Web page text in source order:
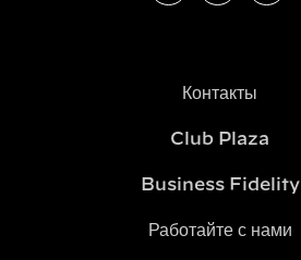
Контакты
Club Plaza
Business Fidelity
Работайте с нами